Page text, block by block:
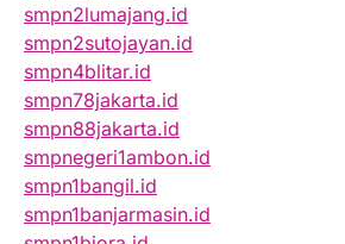
smpn2lumajang.id
smpn2sutojayan.id
smpn4blitar.id
smpn78jakarta.id
smpn88jakarta.id
smpnegeri1ambon.id
smpn1bangil.id
smpn1banjarmasin.id